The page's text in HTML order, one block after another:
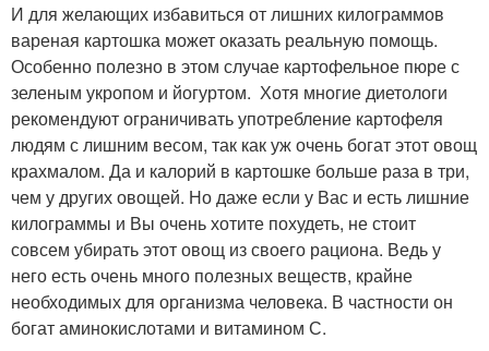
И для желающих избавиться от лишних килограммов
вареная картошка может оказать реальную помощь.
Особенно полезно в этом случае картофельное пюре с
зеленым укропом и йогуртом. Хотя многие диетологи
рекомендуют ограничивать употребление картофеля
людям с лишним весом, так как уж очень богат этот овощ
крахмалом. Да и калорий в картошке больше раза в три,
чем у других овощей. Но даже если у Вас и есть лишние
килограммы и Вы очень хотите похудеть, не стоит
совсем убирать этот овощ из своего рациона. Ведь у
него есть очень много полезных веществ, крайне
необходимых для организма человека. В частности он
богат аминокислотами и витамином С.